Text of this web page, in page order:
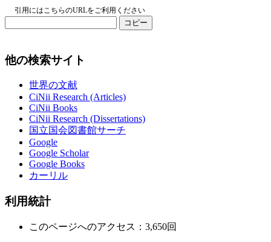
引用にはこちらのURLをご利用ください
コピー
他の検索サイト
世界の文献
CiNii Research (Articles)
CiNii Books
CiNii Research (Dissertations)
国立国会図書館サーチ
Google
Google Scholar
Google Books
カーリル
利用統計
このページへのアクセス：3,650回